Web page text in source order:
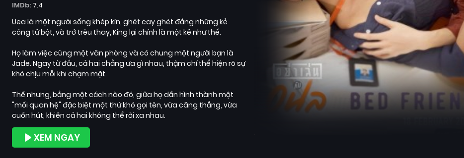
IMDb: 7.4
Uea là một người sống khép kín, ghét cay ghét đắng những kẻ
công tử bột, và trớ trêu thay, King lại chính là một kẻ như thế.
Họ làm việc cùng một văn phòng và có chung một người bạn là
Jade. Ngay từ đầu, cả hai chẳng ưa gì nhau, thậm chí thể hiện rõ sự
khó chịu mỗi khi chạm mặt.
Thế nhưng, bằng một cách nào đó, giữa họ dần hình thành một
"mối quan hệ" đặc biệt một thứ khó gọi tên, vừa căng thẳng, vừa
cuốn hút, khiến cả hai không thể rời xa nhau.
XEM NGAY